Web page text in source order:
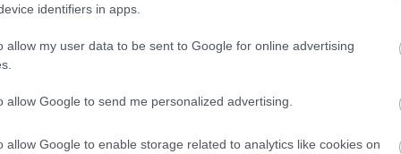
identifiers in apps.
allow my user data to be sent to Google for online advertising
allow Google to send me personalized advertising.
allow Google to enable storage related to analytics like cookies on
Στην αύξηση αυτή συνέβαλαν οι
κλάδων: λοιπών ορυχείων – λατομείων,
Ρεύματος.